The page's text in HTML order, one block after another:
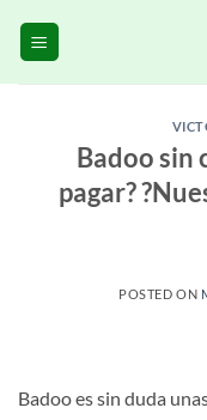
Badoo sin
pagar?
POSTED ON
Badoo es sin duda